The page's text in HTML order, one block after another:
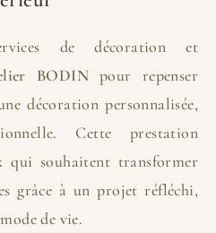
de décoration et
BODINpour repenser
décoration personnalisée,
Cette prestation
qui souhaitent transformer
grâce à un projet réfléchi,
de vie.